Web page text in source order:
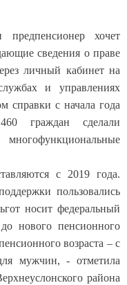
хочет
сведения о праве
личный кабинет на
и управлениях
справки с начала года
граждан сделали
с 2019 года.
пользовались
носит федеральный
нового пенсионного
возраста – с
мужчин, - отметила
района